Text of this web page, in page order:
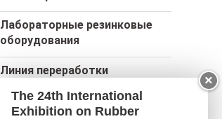
Лабораторные резинковые
оборудования
Линия переработки
велосипедной шин
×
The 24th International
Exhibition on Rubber